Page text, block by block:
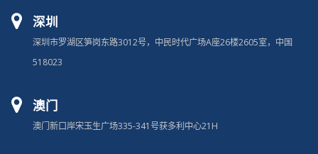
深圳
深圳市罗湖区笋岗东路3012号，中民时代广场A座26楼2605室，中国
518023
澳门
澳门新口岸宋玉生广场335-341号获多利中心21H